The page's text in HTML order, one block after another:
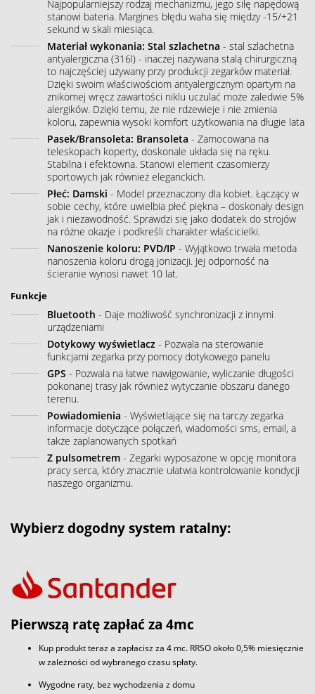
Najpopularniejszy rodzaj mechanizmu, jego siłę napędową
stanowi bateria. Margines błędu waha się między -15/+21
sekund w skali miesiąca.
Materiał wykonania: Stal szlachetna - stal szlachetna
antyalergiczna (316l) - inaczej nazywana stalą chirurgiczną
to najczęściej używany przy produkcji zegarków materiał.
Dzięki swoim właściwościom antyalergicznym opartym na
znikomej wręcz zawartości niklu uczulać może zaledwie 5%
alergików. Dzięki temu, że nie rdzewieje i nie zmienia
koloru, zapewnia wysoki komfort użytkowania na długie lata
Pasek/Bransoleta: Bransoleta - Zamocowana na
teleskopach koperty, doskonale układa się na ręku.
Stabilna i efektowna. Stanowi element czasomierzy
sportowych jak również eleganckich.
Płeć: Damski - Model przeznaczony dla kobiet. Łączący w
sobie cechy, które uwielbia płeć piękna – doskonały design
jak i niezawodność. Sprawdzi się jako dodatek do strojów
na różne okazje i podkreśli charakter właścicielki.
Nanoszenie koloru: PVD/IP - Wyjątkowo trwała metoda
nanoszenia koloru drogą jonizacji. Jej odporność na
ścieranie wynosi nawet 10 lat.
Funkcje
Bluetooth - Daje możliwość synchronizacji z innymi
urządzeniami
Dotykowy wyświetlacz - Pozwala na sterowanie
funkcjami zegarka przy pomocy dotykowego panelu
GPS - Pozwala na łatwe nawigowanie, wyliczanie długości
pokonanej trasy jak również wytyczanie obszaru danego
terenu.
Powiadomienia - Wyświetlające się na tarczy zegarka
informacje dotyczące połączeń, wiadomości sms, email, a
także zaplanowanych spotkań
Z pulsometrem - Zegarki wyposażone w opcję monitora
pracy serca, który znacznie ułatwia kontrolowanie kondycji
naszego organizmu.
Wybierz dogodny system ratalny:
Pierwszą ratę zapłać za 4mc
Kup produkt teraz a zapłacisz za 4 mc. RRSO około 0,5% miesięcznie
w zależności od wybranego czasu spłaty.
Wygodne raty, bez wychodzenia z domu